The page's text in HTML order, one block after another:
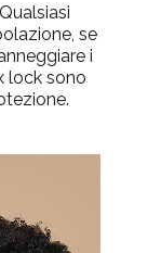
Qualsiasi
se
i
lock sono